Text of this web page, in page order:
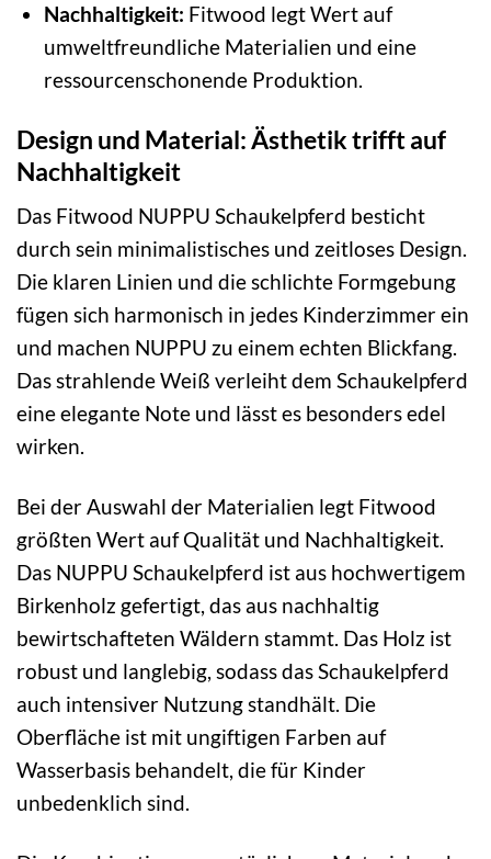
Nachhaltigkeit: Fitwood legt Wert auf
umweltfreundliche Materialien und eine
ressourcenschonende Produktion.
Design und Material: Ästhetik trifft auf
Nachhaltigkeit
Das Fitwood NUPPU Schaukelpferd besticht
durch sein minimalistisches und zeitloses Design.
Die klaren Linien und die schlichte Formgebung
fügen sich harmonisch in jedes Kinderzimmer ein
und machen NUPPU zu einem echten Blickfang.
Das strahlende Weiß verleiht dem Schaukelpferd
eine elegante Note und lässt es besonders edel
wirken.
Bei der Auswahl der Materialien legt Fitwood
größten Wert auf Qualität und Nachhaltigkeit.
Das NUPPU Schaukelpferd ist aus hochwertigem
Birkenholz gefertigt, das aus nachhaltig
bewirtschafteten Wäldern stammt. Das Holz ist
robust und langlebig, sodass das Schaukelpferd
auch intensiver Nutzung standhält. Die
Oberfläche ist mit ungiftigen Farben auf
Wasserbasis behandelt, die für Kinder
unbedenklich sind.